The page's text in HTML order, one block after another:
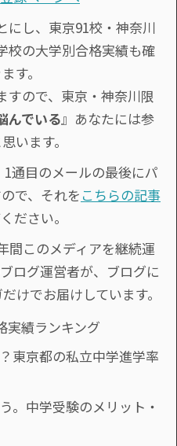
にし、東京91校・神奈川
校の大学別合格実績も確
す。
すので、東京・神奈川限
んでいる』あなたには参
います。
通目のメールの最後にパ
で、それを こちらの記事
ださい。
間このメディアを継続運
ログ運営者が、ブログに
けでお届けしています。
実績ランキング
東京都の私立中学進学率
。中学受験のメリット・